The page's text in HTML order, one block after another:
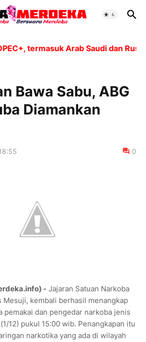
termasuk Arab Saudi dan Rusia,
Bawa Sabu, ABG
Diamankan
0
- Jajaran Satuan Narkoba
Mesuji, kembali berhasil menangkap
pemakai dan pengedar narkoba jenis
12) pukul 15:00 wib. Penangkapan itu
narkotika yang ada di wilayah